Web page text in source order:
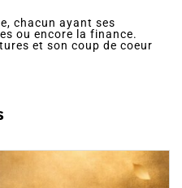
chacun ayant ses
ou encore la finance.
et son coup de coeur